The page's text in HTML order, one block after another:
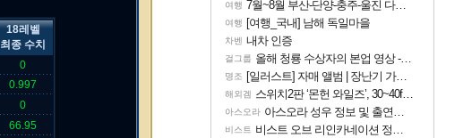
18레벨
최종 수치
0
0.997
0
66.95
여행 7월~8월 부산-단양-충주-울진 다녀왔어요~
여행 [여행_국내] 남해 독일마을
차벤 내차 인증
걸그룹 올해 청룡 수상자의 본업 영상 - 스테이씨 윤
명조 [일러스트] 자매 앨범 | 장난기 가득한 오후의 공원 (리메이크판)
해외겜 스위치2판 ‘몬헌 와일즈’, 30~40fps 목표 추정
아스오라 아스오라 성우 정보 및 출연작 모음
비스트 비스트 오브 리인카네이션 정보/공략글 모음